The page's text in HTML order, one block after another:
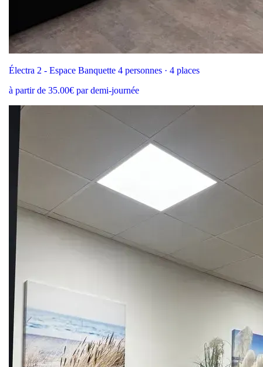
Électra 2 - Espace Banquette 4 personnes · 4 places
à partir de 35.00€ par demi-journée